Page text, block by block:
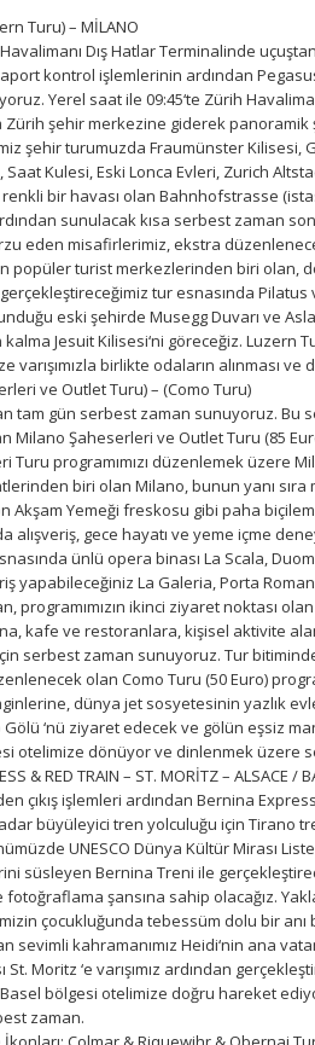
ÇEREZ
Çerez
Size daha
depolayabilir,
izin vermemeyi
Daha fazla
inceleyebilirsiniz.
Zorunlu
Oturum
çerezler
İstatistik
Ziyaretçilerin
sayfaların
anlamamıza
Pazarlama
Size ve ilgi
Kapatırsanız
alakalı olabilirler.
Turu) – MİLANO
Dış Hatlar Terminalinde
kontrol işlemlerinin ardından Pegasus
Yerel saat ile 09:45‘te Zürih
Zürih şehir merkezine giderek panoramik
şehir turumuzda Fraumünster Kilisesi,
Saat Kulesi, Eski Lonca Evleri, Zurich
bir havası olan Bahnhofstrasse
sunulacak kısa serbest zaman
eden misafirlerimiz, ekstra
popüler turist merkezlerinden biri olan,
tur esnasında Pilatus
eski şehirde Musegg Duvarı ve
kalma Jesuit Kilisesi‘ni göreceğiz.
varışımızla birlikte odaların alınması
ve Outlet Turu) – (Como Turu)
tam gün serbest zaman sunuyoruz.
Şaheserleri ve Outlet Turu (85
Turu programımızı düzenlemek üzere
biri olan Milano, bunun yanı
Akşam Yemeği freskosu gibi paha
alışveriş, gece hayatı ve yeme içme
ünlü opera binası La Scala,
yapabileceğiniz La Galeria, Porta
programımızın ikinci ziyaret noktası
kafe ve restoranlara, kişisel aktivite
serbest zaman sunuyoruz. Tur
olan Como Turu (50 Euro)
dünya jet sosyetesinin yazlık
‘nü ziyaret edecek ve gölün eşsiz
otelimize dönüyor ve dinlenmek üzere
& RED TRAIN – ST. MORİTZ – ALSACE /
çıkış işlemleri ardından Bernina
büyüleyici tren yolculuğu için Tirano
UNESCO Dünya Kültür Mirası
süsleyen Bernina Treni ile
şansına sahip olacağız.
çocukluğunda tebessüm dolu bir anı
sevimli kahramanımız Heidi‘nin ana
Moritz ‘e varışımız ardından
bölgesi otelimize doğru hareket
zaman.